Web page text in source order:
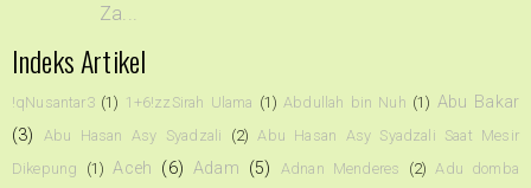
Za...
Indeks Artikel
!qNusantar3 (1) 1+6!zzSirah Ulama (1) Abdullah bin Nuh (1) Abu Bakar
(3)
Abu Hasan Asy Syadzali (2) Abu Hasan Asy Syadzali Saat Mesir
Dikepung
(1) Aceh (6) Adam (5) Adnan Menderes (2) Adu domba